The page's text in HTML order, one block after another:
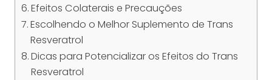
Efeitos Colaterais e Precauções
Escolhendo o Melhor Suplemento de Trans
Resveratrol
Dicas para Potencializar os Efeitos do Trans
Resveratrol